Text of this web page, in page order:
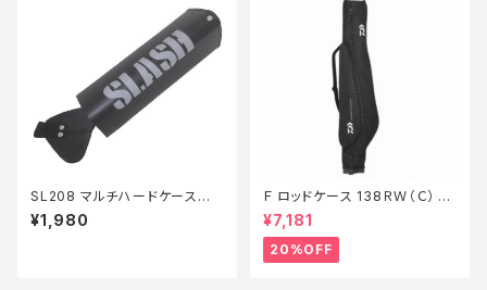
SL208 マルチハードケース
デルタ25
¥1,980
Ｆ ロッドケース 138ＲＷ（Ｃ） ブ
ラック【特価装備】【20】
¥7,181
20%OFF